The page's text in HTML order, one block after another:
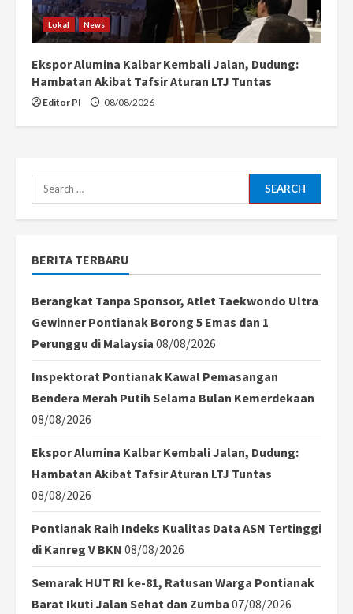
Lokal News
Ekspor Alumina Kalbar Kembali Jalan, Dudung:
Hambatan Akibat Tafsir Aturan LTJ Tuntas
Editor PI 08/08/2026
Search
for:
BERITA TERBARU
Berangkat Tanpa Sponsor, Atlet Taekwondo Ultra
Gewinner Pontianak Borong 5 Emas dan 1
Perunggu di Malaysia 08/08/2026
Inspektorat Pontianak Kawal Pemasangan
Bendera Merah Putih Selama Bulan Kemerdekaan
08/08/2026
Ekspor Alumina Kalbar Kembali Jalan, Dudung:
Hambatan Akibat Tafsir Aturan LTJ Tuntas
08/08/2026
Pontianak Raih Indeks Kualitas Data ASN Tertinggi
di Kanreg V BKN 08/08/2026
Semarak HUT RI ke-81, Ratusan Warga Pontianak
Barat Ikuti Jalan Sehat dan Zumba 07/08/2026